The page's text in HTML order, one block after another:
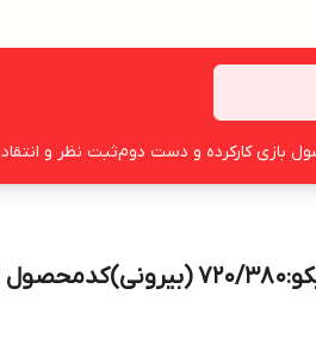
بازی کارکرده و دست دومثبت نظر و انتقاد
۱۲۷۷